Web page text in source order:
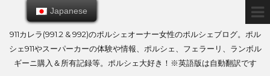
911カレラ(991.2 & 992)のポルシェオーナー女性のポルシェブログ。ポル
シェ911やスーパーカーの体験や情報、ポルシェ、フェラーリ、ランボル
ギーニ購入＆所有記録等。ポルシェ大好き！※英語版は自動翻訳です
Japanese
Japanese